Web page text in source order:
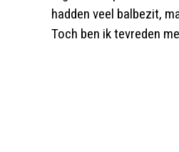
hadden veel balbezit,
Toch ben ik tevreden